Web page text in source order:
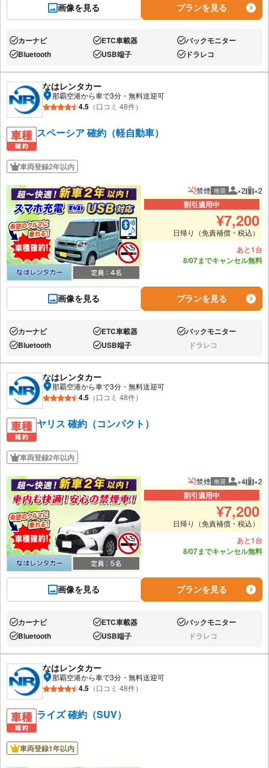
画像を見る プランを見る
あり:カーナビ あり:ETC車載器 あり:バックモニター
あり:Bluetooth あり:USB端子 あり:ドラレコ
なはレンタカー
那覇空港から車で3分・無料送迎可
4.5 （口コミ 48件）
スペーシア 確約（軽自動車）
車両登録2年以内
画像を見る
禁煙 推奨 推奨人数
×2 推
×2
割引適用中
¥7,200
日帰り（免責補償・税込）
あと1台
8/07までキャンセル無料
プランを見る
あり:カーナビ あり:ETC車載器 あり:バックモニター
あり:Bluetooth あり:USB端子 なし:ドラレコ
なはレンタカー
那覇空港から車で3分・無料送迎可
4.5 （口コミ 48件）
ヤリス 確約（コンパクト）
車両登録2年以内
画像を見る
禁煙 推奨 推奨人数
×4 推
×2
割引適用中
¥7,200
日帰り（免責補償・税込）
あと1台
8/07までキャンセル無料
プランを見る
あり:カーナビ あり:ETC車載器 あり:バックモニター
あり:Bluetooth あり:USB端子 なし:ドラレコ
なはレンタカー
那覇空港から車で3分・無料送迎可
4.5 （口コミ 48件）
ライズ 確約（SUV）
車両登録1年以内